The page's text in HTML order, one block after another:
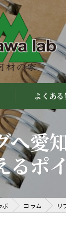
よくあ
愛
るポ
ボ コラム リ